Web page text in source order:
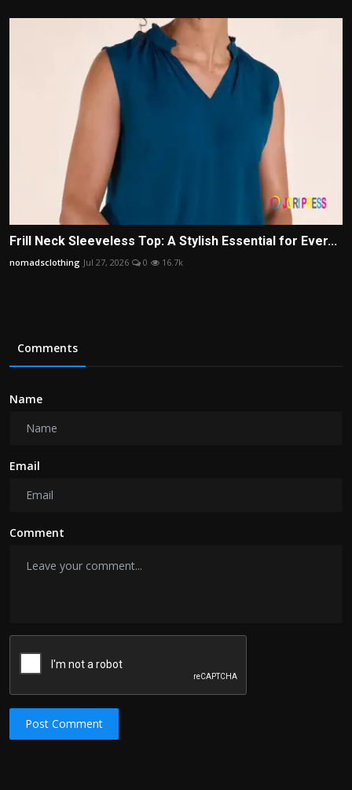
Frill Neck Sleeveless Top: A Stylish Essential for Ever...
nomadsclothing Jul 27, 2026 0 16.7k
Comments
Name
Email
Comment
Post Comment